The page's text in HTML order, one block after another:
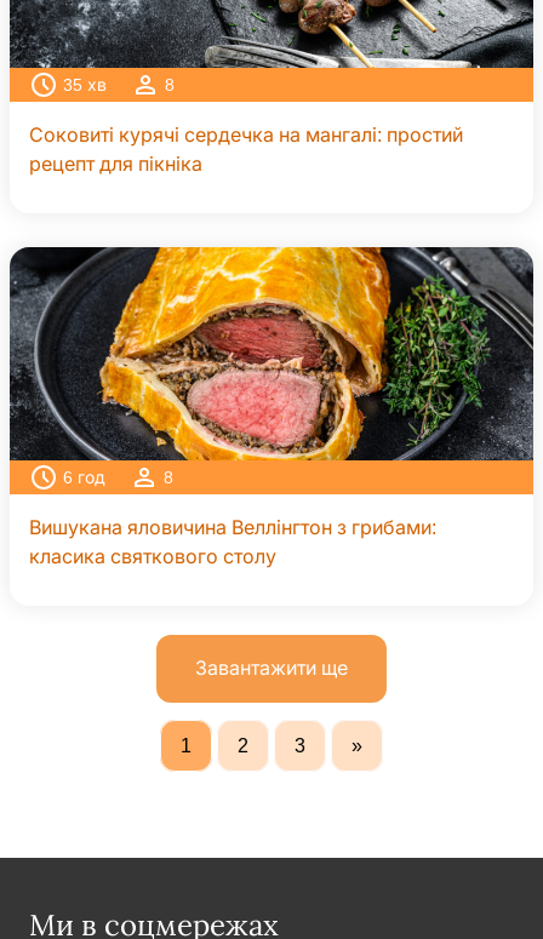
35 хв 8
Соковиті курячі сердечка на мангалі: простий
рецепт для пікніка
6 год 8
Вишукана яловичина Веллінгтон з грибами:
класика святкового столу
Завантажити ще
1 2 3 »
Ми в соцмережах